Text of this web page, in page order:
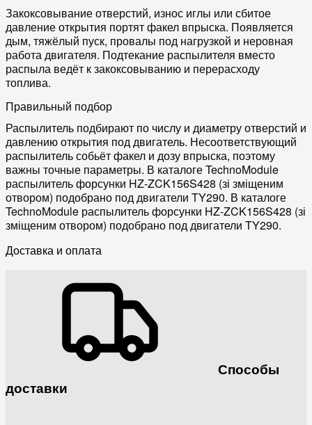
Закоксовывание отверстий, износ иглы или сбитое
давление открытия портят факел впрыска. Появляется
дым, тяжёлый пуск, провалы под нагрузкой и неровная
работа двигателя. Подтекание распылителя вместо
распыла ведёт к закоксовыванию и перерасходу
топлива.
Правильный подбор
Распылитель подбирают по числу и диаметру отверстий и
давлению открытия под двигатель. Несоответствующий
распылитель собьёт факел и дозу впрыска, поэтому
важны точные параметры. В каталоге TechnoModule
распылитель форсунки HZ-ZCK156S428 (зі зміщеним
отвором) подобрано под двигатели TY290. В каталоге
TechnoModule распылитель форсунки HZ-ZCK156S428 (зі
зміщеним отвором) подобрано под двигатели TY290.
Доставка и оплата
Способы
доставки